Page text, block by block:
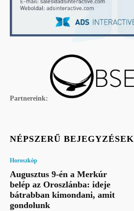
Partnereink:
NÉPSZERŰ BEJEGYZÉSEK
Horoszkóp
Augusztus 9-én a Merkúr
belép az Oroszlánba: ideje
bátrabban kimondani, amit
gondolunk